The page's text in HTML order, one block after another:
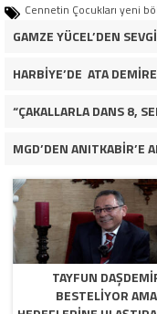
Cennetin Çocukları yeni
GAMZE YÜCEL’DEN
HARBİYE’DE ATA
MGD’DEN ANITKABİR’E
TAYFUN
BESTELIYOR AMA